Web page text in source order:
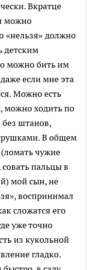
Вкратце
можно
«нельзя» должно
детским
можно бить им
если мне эта
Можно есть
можно ходить по
без штанов,
В общем
(ломать чужие
пальцы в
мой сын, не
воспринимал
сложатся его
уже точно
из кукольной
гладко.